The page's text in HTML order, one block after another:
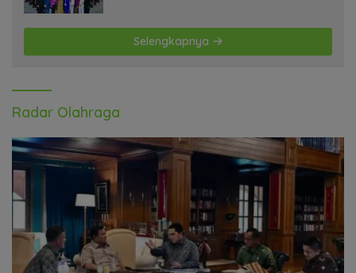
Selengkapnya
Radar Olahraga